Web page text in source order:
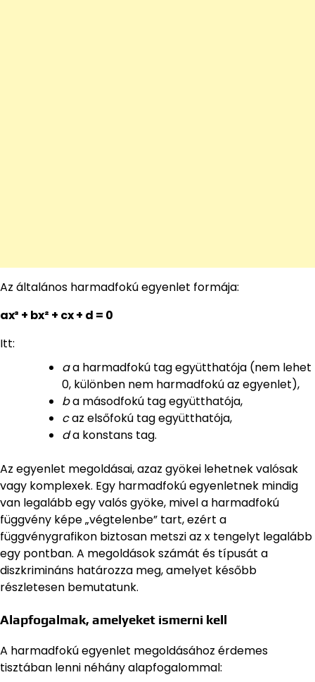
Az általános harmadfokú egyenlet formája:
ax³ + bx² + cx + d = 0
Itt:
aa harmadfokú tag együtthatója (nem lehet
0, különben nem harmadfokú az egyenlet),
ba másodfokú tag együtthatója,
caz elsőfokú tag együtthatója,
da konstans tag.
Az egyenlet megoldásai, azaz gyökei lehetnek valósak
vagy komplexek. Egy harmadfokú egyenletnek mindig
van legalább egy valós gyöke, mivel a harmadfokú
függvény képe „végtelenbe” tart, ezért a
függvénygrafikon biztosan metszi az x tengelyt legalább
egy pontban. A megoldások számát és típusát a
diszkrimináns határozza meg, amelyet később
részletesen bemutatunk.
Alapfogalmak, amelyeket ismerni kell
A harmadfokú egyenlet megoldásához érdemes
tisztában lenni néhány alapfogalommal: